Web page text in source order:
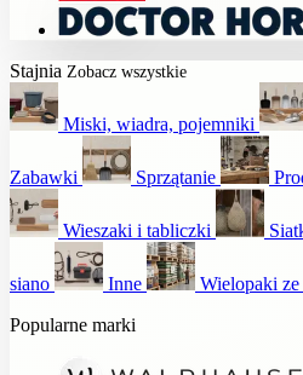
Stajnia Zobacz wszystkie
Miski, wiadra, pojemniki
Zabawki Sprzątanie
Wieszaki i tabliczki
siano Inne
Wielopaki ze
Popularne marki